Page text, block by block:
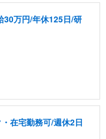
30万円/年休125日/研
在宅勤務可/週休2日